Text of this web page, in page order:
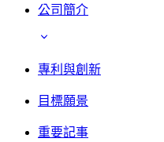
公司簡介
專利與創新
目標願景
重要記事